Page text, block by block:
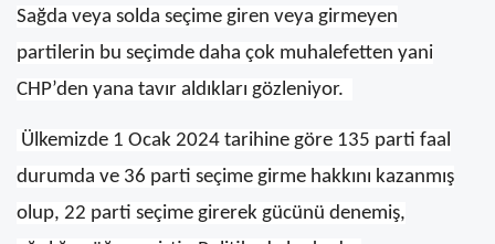
Sağda veya solda seçime giren veya girmeyen
partilerin bu seçimde daha çok muhalefetten yani
CHP’den yana tavır aldıkları gözleniyor.
Ülkemizde 1 Ocak 2024 tarihine göre 135 parti faal
durumda ve 36 parti seçime girme hakkını kazanmış
olup, 22 parti seçime girerek gücünü denemiş,